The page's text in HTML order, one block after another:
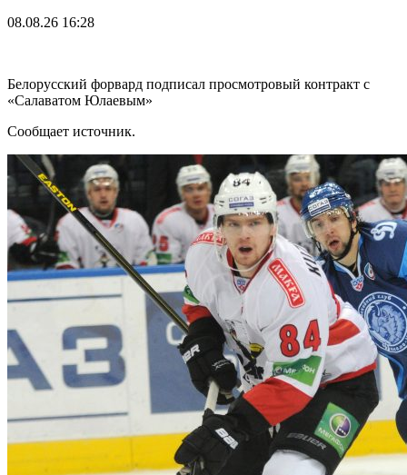
08.08.26 16:28
Белорусский форвард подписал просмотровый контракт с
«Салаватом Юлаевым»
Сообщает источник.